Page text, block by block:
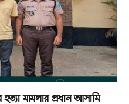
মামলার প্রধান আসামি